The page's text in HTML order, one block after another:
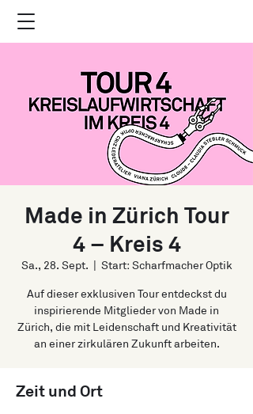
Made in Zürich Tour
4 – Kreis 4
Sa., 28. Sept. Start: Scharfmacher Optik
Auf dieser exklusiven Tour entdeckst du
inspirierende Mitglieder von Made in
Zürich, die mit Leidenschaft und Kreativität
an einer zirkulären Zukunft arbeiten.
Zeit und Ort